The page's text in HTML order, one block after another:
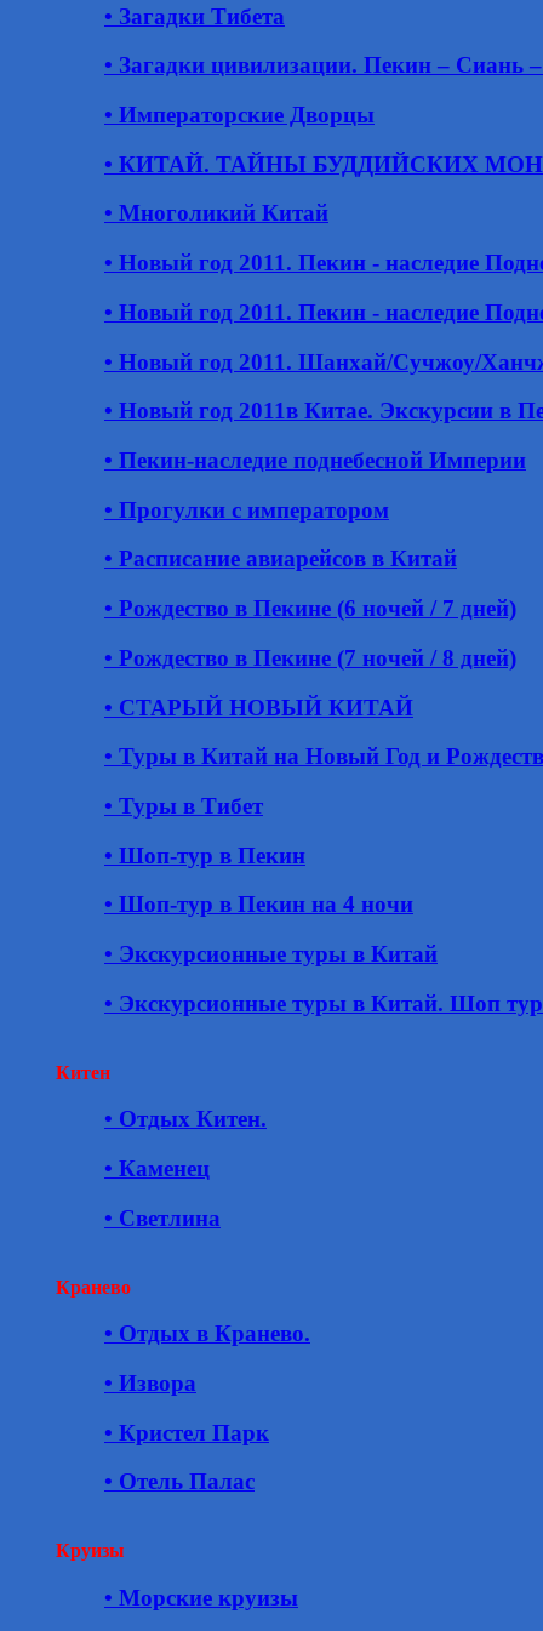
• Загадки Тибета
• Загадки цивилизации. Пекин –
• Императорские Дворцы
• КИТАЙ. ТАЙНЫ БУДДИЙСКИХ
• Многоликий Китай
• Новый год 2011. Пекин - наследие
• Новый год 2011. Пекин - наследие
• Новый год 2011. Шанхай/Сучжоу/
• Новый год 2011в Китае. Экскурсии в
• Пекин-наследие поднебесной Империи
• Прогулки с императором
• Расписание авиарейсов в Китай
• Рождество в Пекине (6 ночей / 7 дней)
• Рождество в Пекине (7 ночей / 8 дней)
• СТАРЫЙ НОВЫЙ КИТАЙ
• Туры в Китай на Новый Год и
• Туры в Тибет
• Шоп-тур в Пекин
• Шоп-тур в Пекин на 4 ночи
• Экскурсионные туры в Китай
• Экскурсионные туры в Китай. Шоп
Китен
• Отдых Китен.
• Каменец
• Светлина
Кранево
• Отдых в Кранево.
• Извора
• Кристел Парк
• Отель Палас
Круизы
• Морские круизы